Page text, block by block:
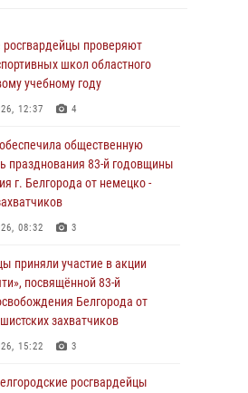
росгвардейцы проверяют
школ областного
учебному году
12:37 4
общественную
празднования 83-й годовщины
г. Белгорода от немецко -
08:32 3
приняли участие в акции
посвящённой 83‑й
Белгорода от
захватчиков
15:22 3
росгвардейцы